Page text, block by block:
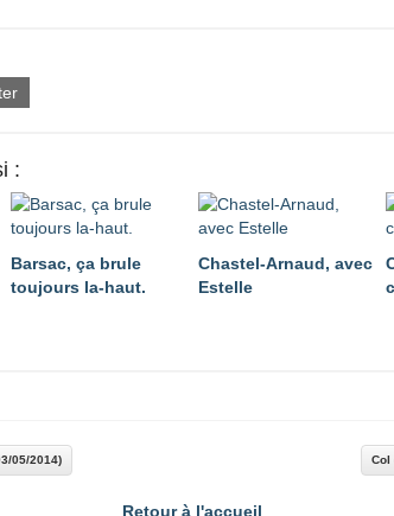
:
Barsac, ça brule
toujours la-haut.
Chastel-Arnaud, avec
Estelle
05/2014) Col
Retour à l'accueil